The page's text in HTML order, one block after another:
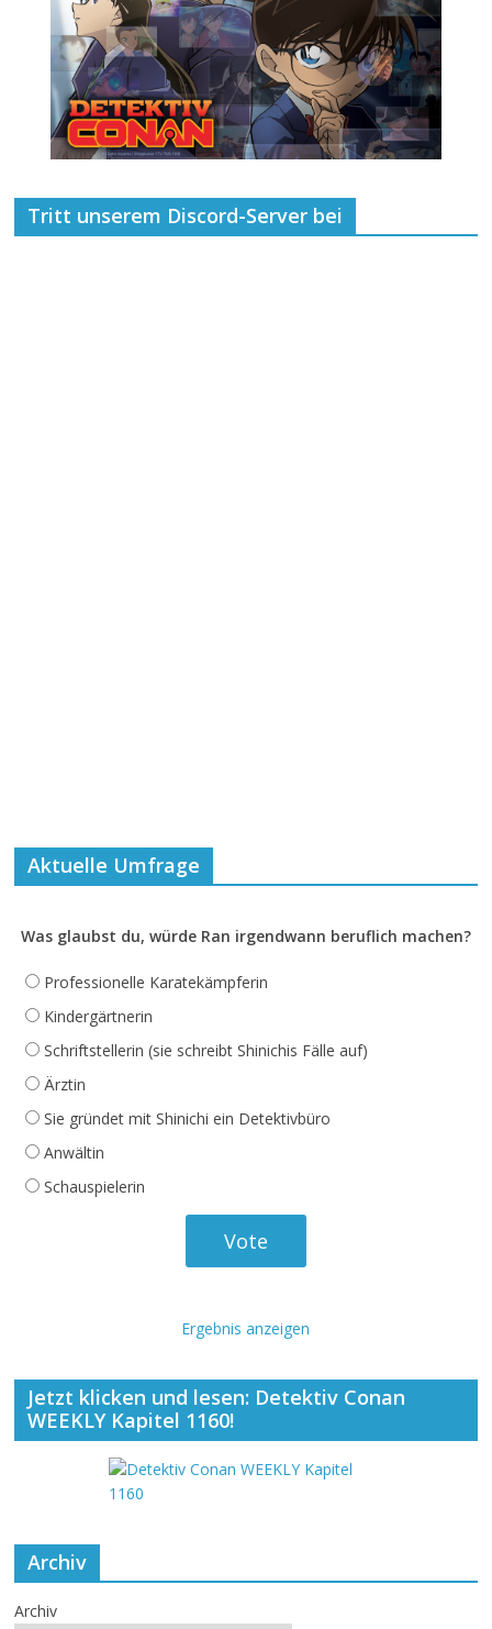
Tritt unserem Discord-Server bei
Aktuelle Umfrage
Was glaubst du, würde Ran irgendwann beruflich machen?
Professionelle Karatekämpferin
Kindergärtnerin
Schriftstellerin (sie schreibt Shinichis Fälle auf)
Ärztin
Sie gründet mit Shinichi ein Detektivbüro
Anwältin
Schauspielerin
Ergebnis anzeigen
Jetzt klicken und lesen: Detektiv Conan
WEEKLY Kapitel 1160!
Archiv
Archiv